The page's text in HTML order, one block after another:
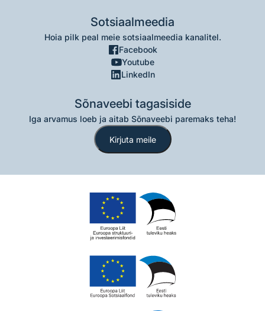
Sotsiaalmeedia
Hoia pilk peal meie sotsiaalmeedia kanalitel.
Facebook
Youtube
LinkedIn
Sõnaveebi tagasiside
Iga arvamus loeb ja aitab Sõnaveebi paremaks teha!
Kirjuta meile